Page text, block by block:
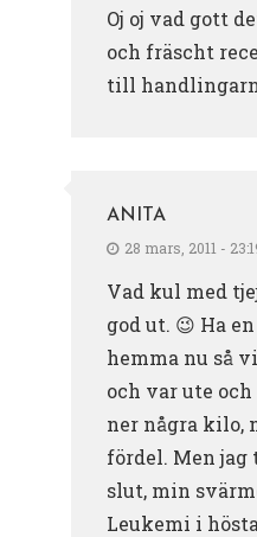
Oj oj vad gott
och fräscht
till
ANITA
28 mars, 2011 -
Vad kul med
god ut. 😉 Ha
hemma nu så
och var ute
ner några kilo,
fördel. Men
slut, min
Leukemi i